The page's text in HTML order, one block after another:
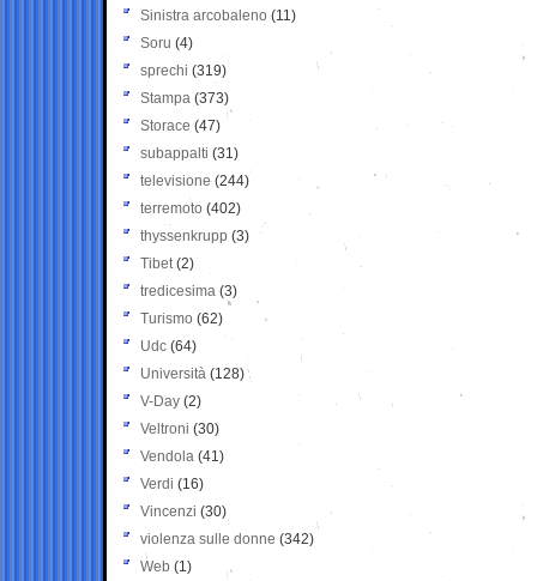
Sinistra arcobaleno (11)
Soru (4)
sprechi (319)
Stampa (373)
Storace (47)
subappalti (31)
televisione(244)
terremoto (402)
thyssenkrupp (3)
Tibet(2)
tredicesima (3)
Turismo (62)
Udc (64)
Università (128)
V-Day (2)
Veltroni (30)
Vendola (41)
Verdi (16)
Vincenzi (30)
violenza sulle donne (342)
Web (1)